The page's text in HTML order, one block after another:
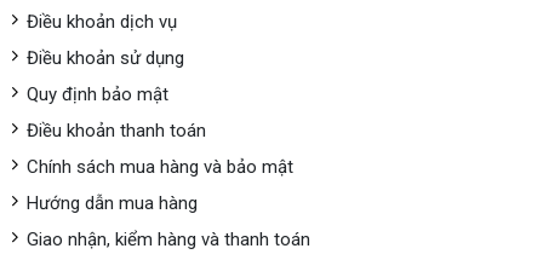
Điều khoản dịch vụ
Điều khoản sử dụng
Quy định bảo mật
Điều khoản thanh toán
Chính sách mua hàng và bảo mật
Hướng dẫn mua hàng
Giao nhận, kiểm hàng và thanh toán